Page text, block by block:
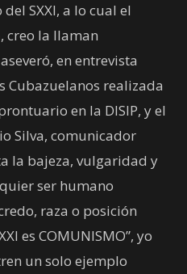
SXXI, a lo cual el
creo la llaman
en entrevista
Cubazuelanos realizada
en la DISIP, y el
Silva, comunicador
la bajeza, vulgaridad y
ser humano
raza o posición
es COMUNISMO”, yo
un solo ejemplo